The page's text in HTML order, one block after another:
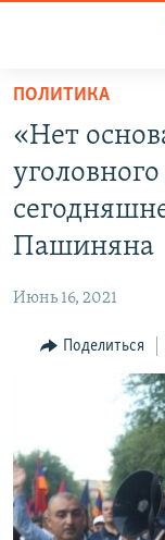
Перейти
основному
содержанию
Перейти
основной
Перейти
поиску
ОБЩЕСТВО
РЕГИОН
НАГОРНЫЙ
АРХИВ
Հայերեն
ПОЛИТИКА
«Нет
Пашиняна
Июнь 16, 2021
Поделиться